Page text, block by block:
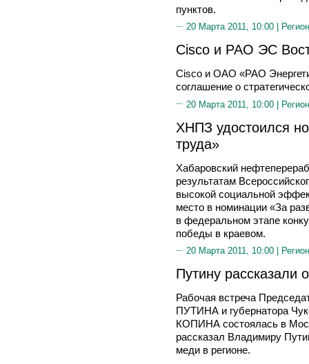
пунктов.
20 Марта 2011, 10:00 |
Cisco и РАО ЭС
Cisco и ОАО «РАО
соглашение о
20 Марта 2011, 10:00 |
ХНПЗ удостоился
труда»
Хабаровский
результатам
высокой социальной
место в номинации «За
в федеральном этапе
победы в краевом.
20 Марта 2011, 10:00 |
Путину рассказали
Рабочая встреча
ПУТИНА и губернатора
КОПИНА состоялась в
рассказал Владимиру
меди в регионе.